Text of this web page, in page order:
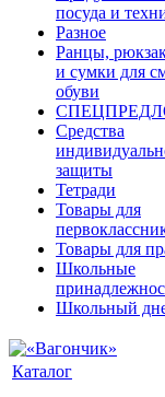
посуда и
Разное
Ранцы,
и сумки для
обуви
Средства
защиты
Тетради
Товары для
Товары для
Школьные
Школьный
Каталог